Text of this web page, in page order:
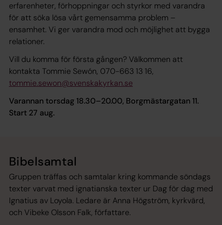
erfarenheter, förhoppningar och styrkor med varandra
för att söka lösa vårt gemensamma problem –
ensamhet. Vi ger varandra mod och möjlighet att bygga
relationer.
Vill du komma för första gången? Välkommen att
kontakta Tommie Sewón, 070-663 13 16,
tommie.sewon@svenskakyrkan.se
Varannan torsdag 18.30–20.00, Borgmästargatan 11.
Start 27 aug.
Bibelsamtal
Gruppen träffas och samtalar kring kommande söndags
texter varvat med ignatianska texter ur Dag för dag med
Ignatius av Loyola. Ledare är Anna Högström, kyrkvärd,
och Vibeke Olsson Falk, författare.